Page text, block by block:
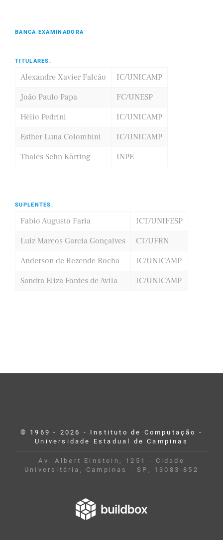
BANCA EXAMINADORA
TITULARES:
Alexandre Xavier Falcão
IC/UNICAMP
João Paulo Papa
FC/UNESP
Hélio Pedrini
IC/UNICAMP
Esther Luna Colombini
IC/UNICAMP
Thales Sehn Körting
INPE
SUPLENTES:
Fabio Augusto Faria
ICT/UNIFESP
Luiz Marcos Garcia Gonçalves
CT/UFRN
Anderson de Rezende Rocha
IC/UNICAMP
Sandra Eliza Fontes de Avila
IC/UNICAMP
© 1969 - 2026 - Instituto de Computação -
Universidade Estadual de Campinas
Av. Albert Einstein, 1251 - Cidade
Universitária, Campinas - SP, 13083-852